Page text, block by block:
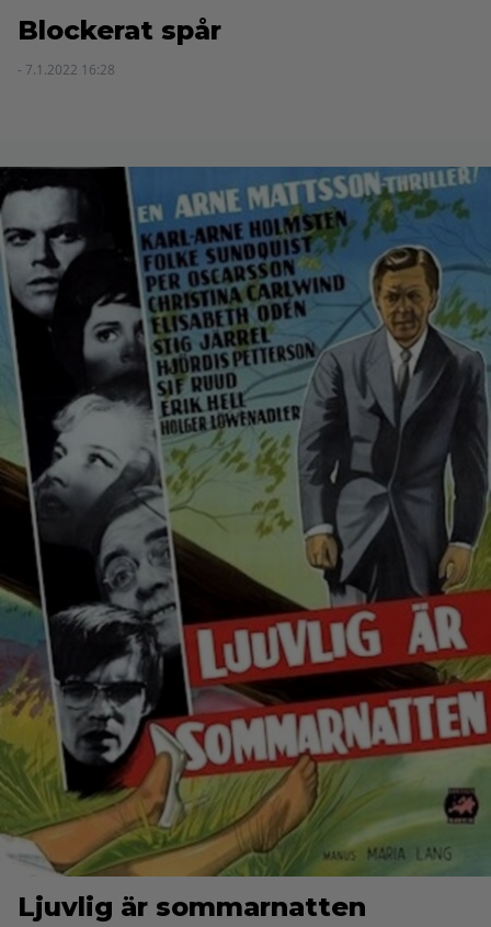
Blockerat spår
- 7.1.2022 16:28
Ljuvlig är sommarnatten